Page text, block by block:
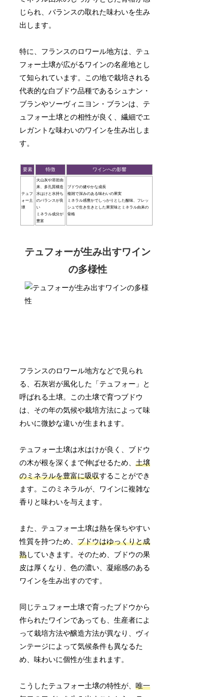
じられ、バランスの取れた味わいを生み
出します。
特に、フランスのロワール地方は、テュ
フォー土壌が広がるワインの名産地とし
て知られています。この地で栽培される
代表的な白ブドウ品種であるシュナン・
ブランやソーヴィニヨン・ブランは、テ
ュフォー土壌との相性が良く、繊細でエ
レガントな味わいのワインを生み出しま
す。
要素 特徴 ワインへの影響
テュフ
ォー土
壌
火山灰や溶岩由
来、多孔質構造
水はけと水持ち
のバランスが良
い
ミネラル成分が
豊富
ブドウの健やかな成長
複雑で深みのある味わいの果実
ミネラル感豊かでしっかりとした酸味、フレッ
シュで生き生きとした果実味とミネラル由来の
骨格
テュフォーが生み出すワイン
の多様性
フランスのロワール地方などで見られ
る、石灰岩が風化した「テュフォー」と
呼ばれる土壌。この土壌で育つブドウ
は、その年の気候や栽培方法によって味
わいに微妙な違いが生まれます。
テュフォー土壌は水はけが良く、ブドウ
の木が根を深くまで伸ばせるため、土壌
のミネラルを豊富に吸収することができ
ます。このミネラルが、ワインに複雑な
香りと味わいを与えます。
また、テュフォー土壌は熱を保ちやすい
性質を持つため、ブドウはゆっくりと成
熟していきます。そのため、ブドウの果
皮は厚くなり、色の濃い、凝縮感のある
ワインを生み出すのです。
同じテュフォー土壌で育ったブドウから
作られたワインであっても、生産者によ
って栽培方法や醸造方法が異なり、ヴィ
ンテージによって気候条件も異なるた
め、味わいに個性が生まれます。
こうしたテュフォー土壌の特性が、唯一